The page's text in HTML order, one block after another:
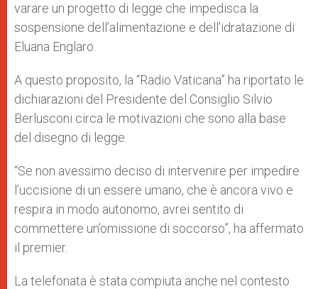
varare un progetto di legge che impedisca la
sospensione dell’alimentazione e dell’idratazione di
Eluana Englaro.
A questo proposito, la “Radio Vaticana” ha riportato le
dichiarazioni del Presidente del Consiglio Silvio
Berlusconi circa le motivazioni che sono alla base
del disegno di legge.
“Se non avessimo deciso di intervenire per impedire
l’uccisione di un essere umano, che è ancora vivo e
respira in modo autonomo, avrei sentito di
commettere un’omissione di soccorso”, ha affermato
il premier.
La telefonata è stata compiuta anche nel contesto